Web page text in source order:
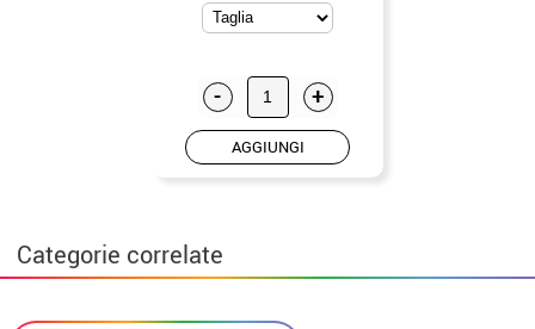
- +
AGGIUNGI
Categorie correlate